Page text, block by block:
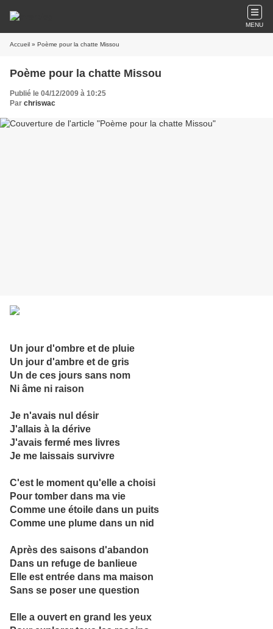
MENU
Accueil » Poème pour la chatte Missou
Poème pour la chatte Missou
Publié le 04/12/2009 à 10:25
Par chriswac
Un jour d'ombre et de pluie
Un jour d'ambre et de gris
Un de ces jours sans nom
Ni âme ni raison
Je n'avais nul désir
J'allais à la dérive
J'avais fermé mes livres
Je me laissais survivre
C'est le moment qu'elle a choisi
Pour tomber dans ma vie
Comme une étoile dans un puits
Comme une plume dans un nid
Après des saisons d'abandon
Dans un refuge de banlieue
Elle est entrée dans ma maison
Sans se poser une question
Elle a ouvert en grand les yeux